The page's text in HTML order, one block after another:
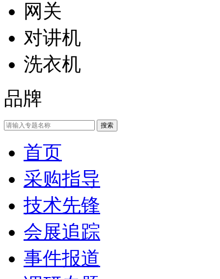
网关
对讲机
洗衣机
品牌
首页
采购指导
技术先锋
会展追踪
事件报道